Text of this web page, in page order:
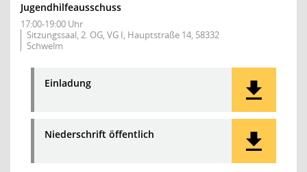
Jugendhilfeausschuss
17:00-19:00 Uhr
Sitzungssaal, 2. OG, VG I, Hauptstraße 14, 58332
Schwelm
Einladung
Niederschrift öffentlich